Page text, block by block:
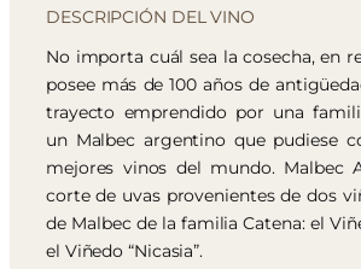
DESCRIPCIÓN DEL VINO
No importa cuál sea la cosecha, en
posee más de 100 años de
trayecto emprendido por una
un Malbec argentino que pudiese
mejores vinos del mundo. Malbec
corte de uvas provenientes de dos
de Malbec de la familia Catena: el
el Viñedo “Nicasia”.